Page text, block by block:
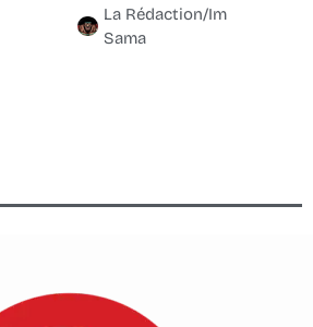
La Rédaction/Im
Sama